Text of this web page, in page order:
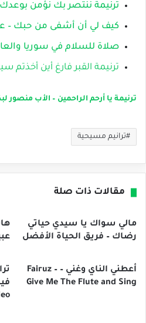
ترنيمة ننتصر بك نؤمن بوعدك
كيف لي أن أشفى من حبك –
صلاة للسلام في سوريا
ترنيمة القبر فارغ أين أخذتم
ترنيمة يا أرحم الراحمين – الأب منصور
ترانيم مسيحية
مقالات ذات صلة
مالي سواك يا سيدي حياتي
رضاك – فريق الحياة الأفضل
أعطني الناي وغني – Fairuz –
Give Me The Flute and Sing